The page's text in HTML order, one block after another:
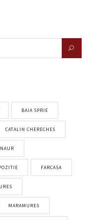
BAIA SPRIE
CATALIN CHERECHES
FARCASA
MARAMURES